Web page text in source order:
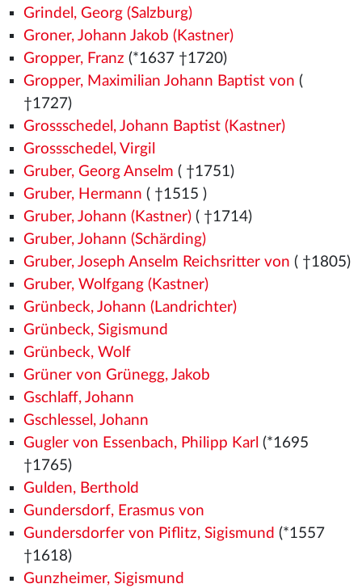
Grindel, Georg (Salzburg)
Groner, Johann Jakob (Kastner)
Gropper, Franz (*1637 †1720)
Gropper, Maximilian Johann Baptist von (
†1727)
Grossschedel, Johann Baptist (Kastner)
Grossschedel, Virgil
Gruber, Georg Anselm ( †1751)
Gruber, Hermann ( †1515 )
Gruber, Johann (Kastner)( †1714)
Gruber, Johann (Schärding)
Gruber, Joseph Anselm Reichsritter von ( †1805)
Gruber, Wolfgang (Kastner)
Grünbeck, Johann (Landrichter)
Grünbeck, Sigismund
Grünbeck, Wolf
Grüner von Grünegg, Jakob
Gschlaff, Johann
Gschlessel, Johann
Gugler von Essenbach, Philipp Karl (*1695
†1765)
Gulden, Berthold
Gundersdorf, Erasmus von
Gundersdorfer von Piflitz, Sigismund (*1557
†1618)
Gunzheimer, Sigismund